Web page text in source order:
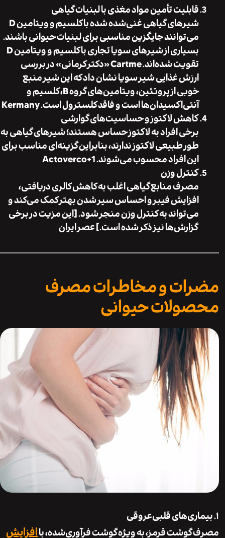
قابلیت تأمین مواد مغذی با لبنیات گیاهی
شیرهای گیاهی غنی‌شده شده با کلسیم و ویتامین D
می‌توانند جایگزین مناسبی برای لبنیات حیوانی باشند.
بسیاری از شیرهای سویا تجاری با کلسیم و ویتامین D
تقویت شده‌اند.Cartme«دکتر کرمانی» در بررسی
ارزش غذایی شیر سویا نشان داد که این شیر منبع
خوبی از پروتئین، ویتامین‌های گروه B، کلسیم و
آنتی‌اکسیدان‌ها است و فاقد کلسترول است.Kermany
کاهش لاکتوز و حساسیت‌های گوارشی
برخی افراد به لاکتوز حساس هستند؛ شیرهای گیاهی به
طور طبیعی لاکتوز ندارند، بنابراین گزینه‌ای مناسب برای
این افراد محسوب می‌شوند. Actoverco+1
کنترل وزن
مصرف منابع گیاهی اغلب به کاهش کالری دریافتی،
افزایش فیبر و احساس سیر شدن بهتر کمک می‌کند و
می‌تواند به کنترل وزن منجر شود. [این مزیت در برخی
گزارش‌ها نیز ذکر شده است.]عصر ایران
و مخاطرات مصرف
حیوانی
قلبی‌عروقی
قرمز، به ویژه گوشت فرآوری‌شده، باافزایش